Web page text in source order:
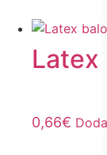
Latex
0,66€